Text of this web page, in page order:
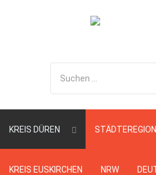
KREIS DÜREN
KREIS EUSKIRCHEN NRW